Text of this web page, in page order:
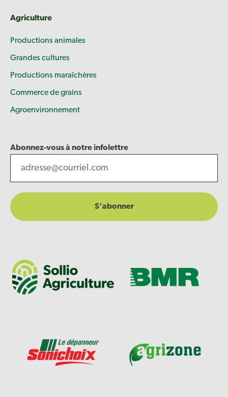
Agriculture
Productions animales
Grandes cultures
Productions maraîchères
Commerce de grains
Agroenvironnement
Abonnez-vous à notre infolettre